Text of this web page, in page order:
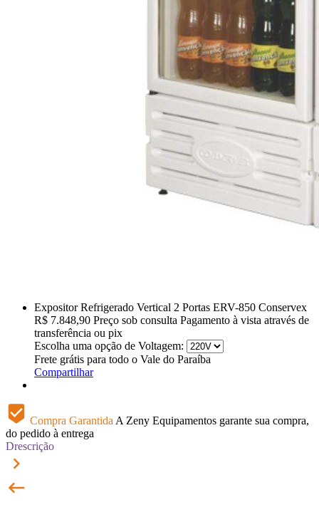
Expositor Refrigerado Vertical 2 Portas ERV-850 Conservex
R$ 7.848,90 Preço sob consulta Pagamento à vista através de
transferência ou pix
Escolha uma opção de Voltagem:
Frete grátis para todo o Vale do Paraíba
Compartilhar
beenhere Compra Garantida A Zeny Equipamentos garante sua compra,
do pedido à entrega
Drescrição
keyboard_arrow_right
keyboard_backspace